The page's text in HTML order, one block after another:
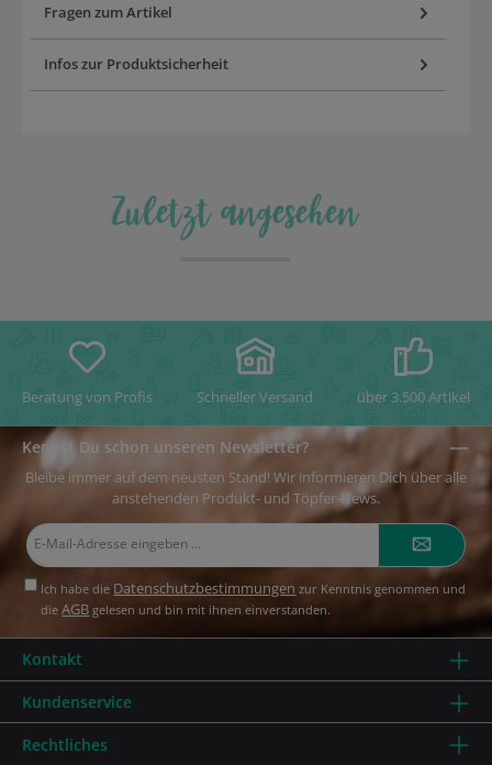
Fragen zum Artikel
Infos zur Produktsicherheit
Zuletzt angesehen
Beratung von Profis Schneller Versand über 3.500 Artikel
Kennst Du schon unseren Newsletter?
Bleibe immer auf dem neusten Stand! Wir informieren Dich über alle
anstehenden Produkt- und Töpfer-News.
Ich habe die Datenschutzbestimmungen zur Kenntnis genommen und
dieAGB gelesen und bin mit ihnen einverstanden.
Kundenservice
Rechtliches
Kontakt